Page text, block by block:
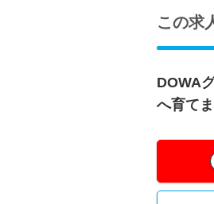
この求
DOWA
へ育て